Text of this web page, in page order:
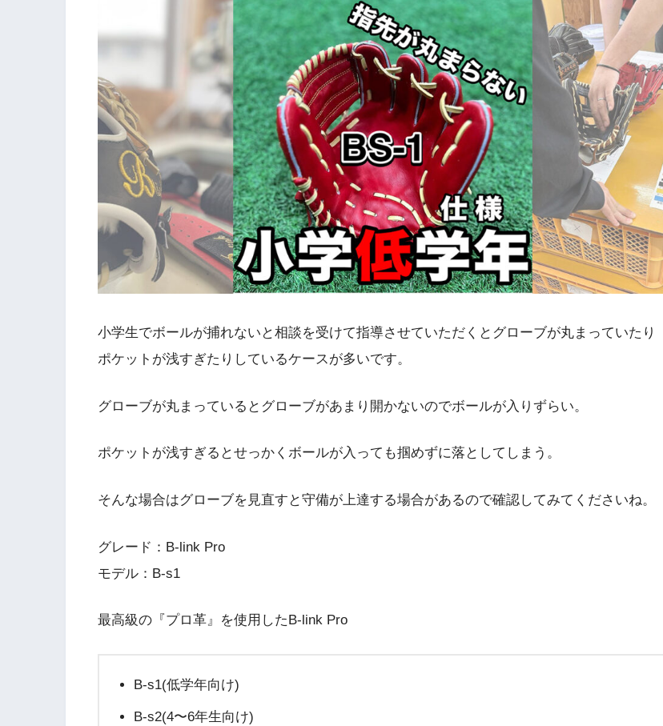
小学生でボールが捕れないと相談を受けて指導させていただくとグローブが丸まっていたり
ポケットが浅すぎたりしているケースが多いです。
グローブが丸まっているとグローブがあまり開かないのでボールが入りずらい。
ポケットが浅すぎるとせっかくボールが入っても掴めずに落としてしまう。
そんな場合はグローブを見直すと守備が上達する場合があるので確認してみてくださいね。
グレード：B-link Pro
モデル：B-s1
最高級の『プロ革』を使用したB-link Pro
B-s1(低学年向け)
B-s2(4〜6年生向け)